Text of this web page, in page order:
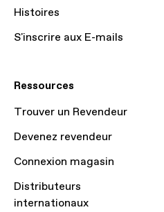
Histoires
S'inscrire aux E-mails
Ressources
Trouver un Revendeur
Devenez revendeur
Connexion magasin
Distributeurs
internationaux